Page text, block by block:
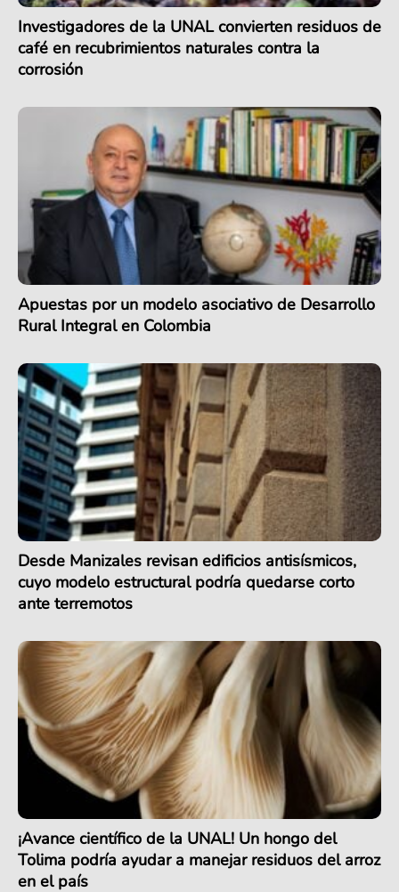
Investigadores de la UNAL convierten residuos de
café en recubrimientos naturales contra la
corrosión
Apuestas por un modelo asociativo de Desarrollo
Rural Integral en Colombia
Desde Manizales revisan edificios antisísmicos,
cuyo modelo estructural podría quedarse corto
ante terremotos
¡Avance científico de la UNAL! Un hongo del
Tolima podría ayudar a manejar residuos del arroz
en el país